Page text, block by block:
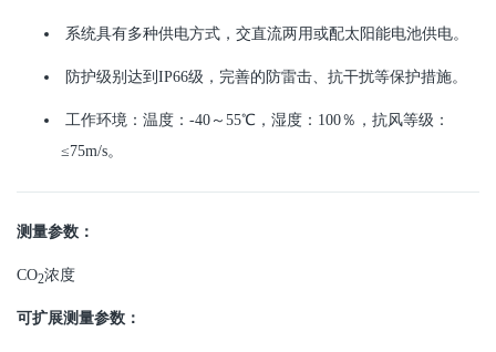
系统具有多种供电方式，交直流两用或配太阳能电池供电。
防护级别达到IP66级，完善的防雷击、抗干扰等保护措施。
工作环境：温度：-40～55℃，湿度：100％，抗风等级：
≤75m/s。
测量参数：
CO2浓度
可扩展测量参数：